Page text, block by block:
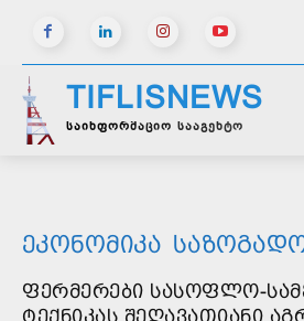
TIFLISNEWS
საინფორმაციო სააგენტო
ᲔᲙᲝᲜᲝᲛᲘᲙᲐ
ᲤᲔᲠᲛᲔᲠᲔᲑᲘ ᲡᲐᲡᲝᲤᲚᲝ-
ᲢᲔᲥᲜᲘᲙᲐᲡ ᲨᲔᲦᲐᲕᲐᲗᲘᲐᲜᲘ